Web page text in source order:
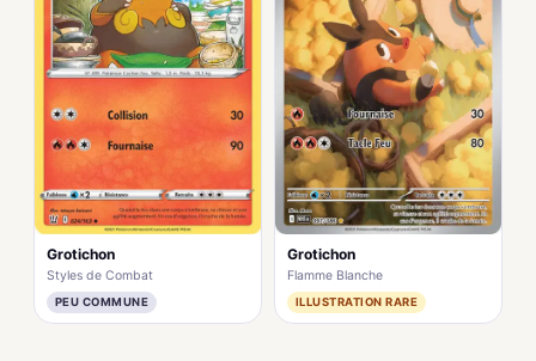
Grotichon
Styles de Combat
PEU COMMUNE
Grotichon
Flamme Blanche
ILLUSTRATION RARE